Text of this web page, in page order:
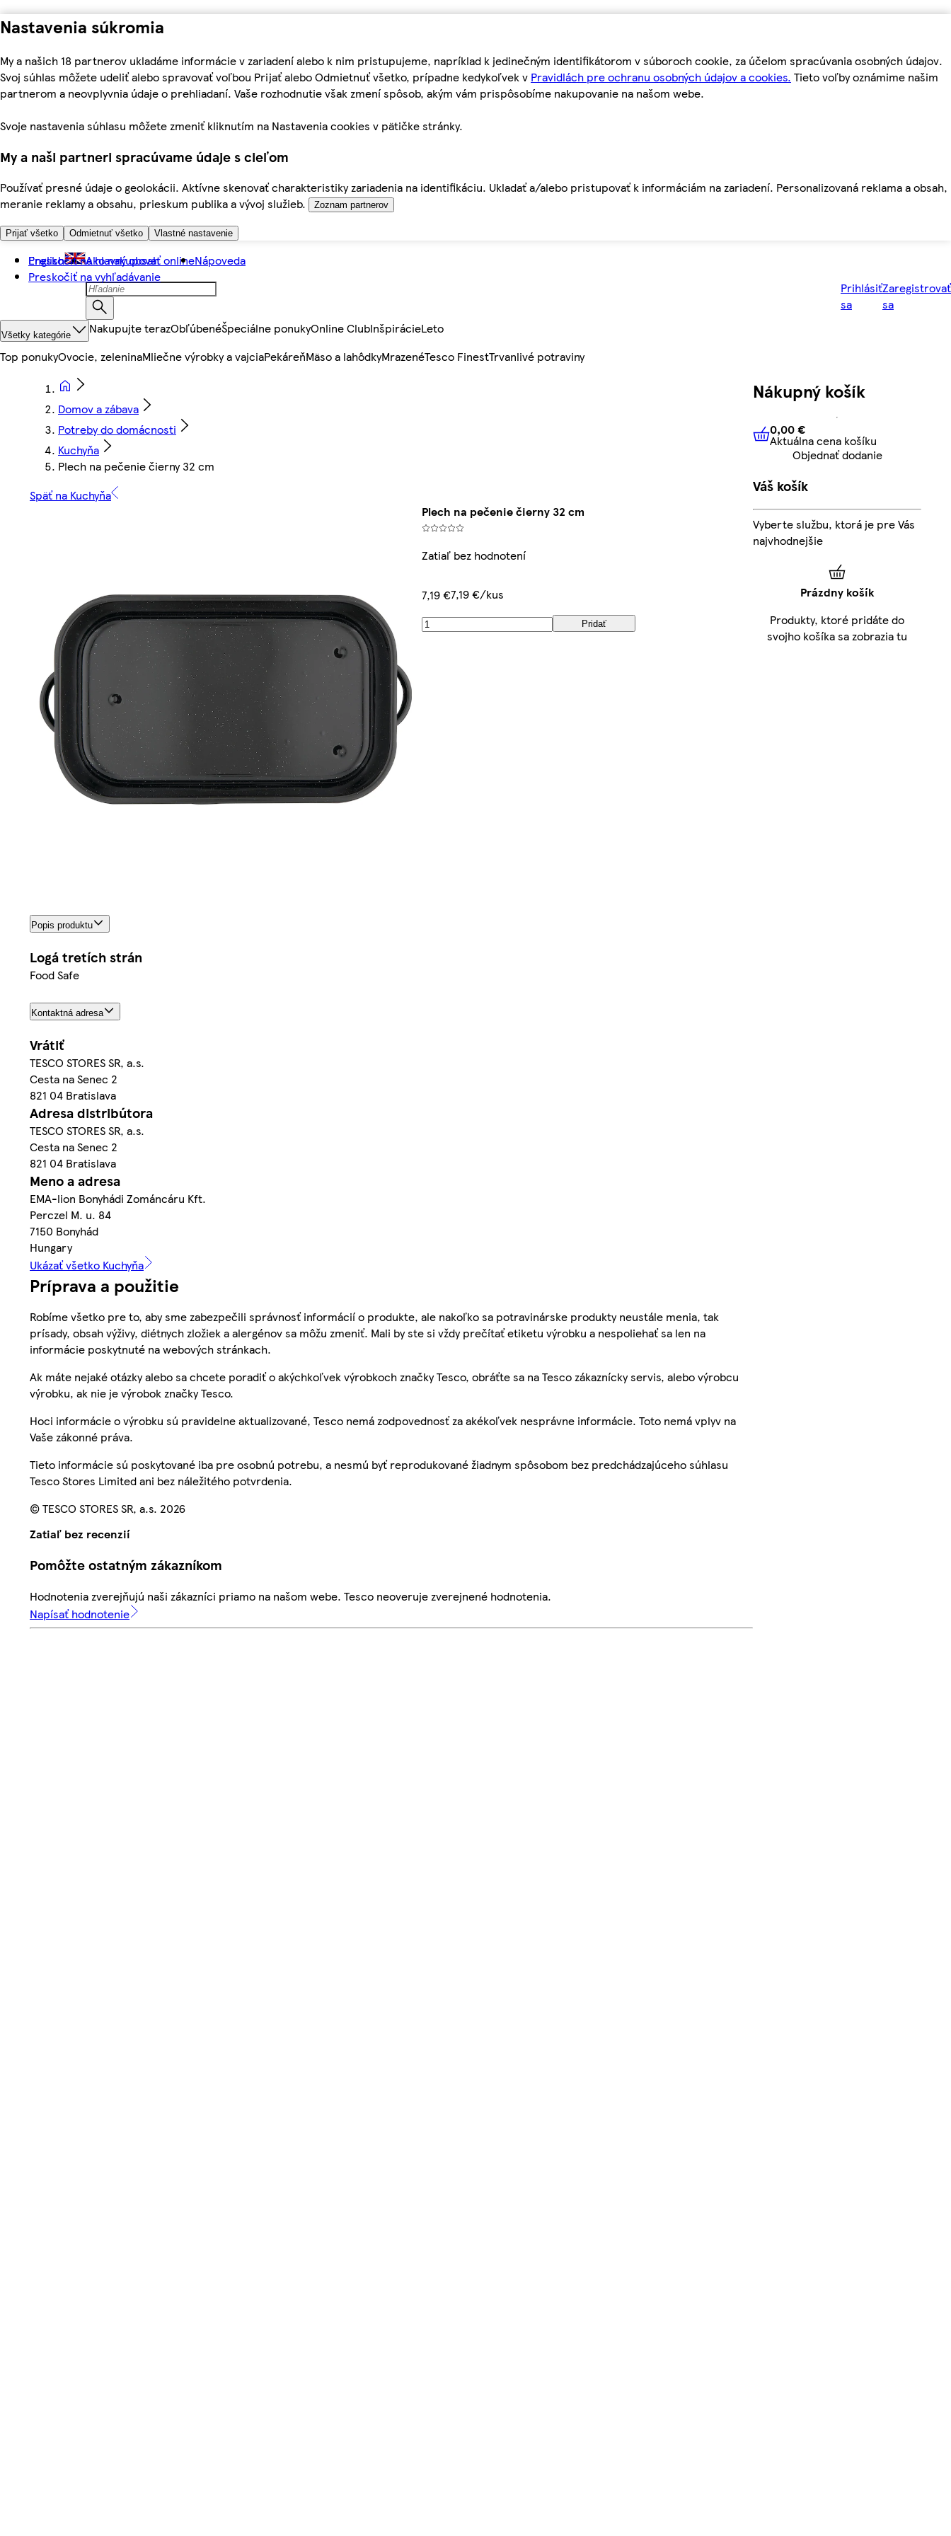
Nastavenia súkromia
My a našich 18 partnerov ukladáme informácie v zariadení alebo k nim pristupujeme, napríklad k jedinečným identifikátorom v súboroch cookie, za účelom spracúvania osobných údajov.
Svoj súhlas môžete udeliť alebo spravovať voľbou Prijať alebo Odmietnuť všetko, prípadne kedykoľvek v Pravidlách pre ochranu osobných údajov a cookies. Tieto voľby oznámime našim
partnerom a neovplyvnia údaje o prehliadaní. Vaše rozhodnutie však zmení spôsob, akým vám prispôsobíme nakupovanie na našom webe.
Svoje nastavenia súhlasu môžete zmeniť kliknutím na Nastavenia cookies v pätičke stránky.
My a naši partneri spracúvame údaje s cieľom
Používať presné údaje o geolokácii. Aktívne skenovať charakteristiky zariadenia na identifikáciu. Ukladať a/alebo pristupovať k informáciám na zariadení. Personalizovaná reklama a obsah,
meranie reklamy a obsahu, prieskum publika a vývoj služieb.
Zoznam partnerov
Prijať všetko Odmietnuť všetko Vlastné nastavenie
Preskočiť na hlavný obsah
Preskočiť na vyhľadávanie
English Ako nakupovať onlineNápoveda
Prihlásiť
sa
Zaregistrovať
sa
Všetky kategórie Nakupujte terazObľúbenéŠpeciálne ponukyOnline ClubInšpirácieLeto
Top ponukyOvocie, zeleninaMliečne výrobky a vajciaPekáreňMäso a lahôdkyMrazenéTesco FinestTrvanlivé potraviny
Domov a zábava
Potreby do domácnosti
Kuchyňa
Plech na pečenie čierny 32 cm
Späť na Kuchyňa
Plech na pečenie čierny 32 cm
Zatiaľ bez hodnotení
7,19 €7,19 €/kus
Pridať
Popis produktu
Logá tretích strán
Food Safe
Kontaktná adresa
Vrátiť
TESCO STORES SR, a.s.
Cesta na Senec 2
821 04 Bratislava
Adresa distribútora
TESCO STORES SR, a.s.
Cesta na Senec 2
821 04 Bratislava
Meno a adresa
EMA-lion Bonyhádi Zománcáru Kft.
Perczel M. u. 84
7150 Bonyhád
Hungary
Ukázať všetko Kuchyňa
Príprava a použitie
Robíme všetko pre to, aby sme zabezpečili správnosť informácií o produkte, ale nakoľko sa potravinárske produkty neustále menia, tak
prísady, obsah výživy, diétnych zložiek a alergénov sa môžu zmeniť. Mali by ste si vždy prečítať etiketu výrobku a nespoliehať sa len na
informácie poskytnuté na webových stránkach.
Ak máte nejaké otázky alebo sa chcete poradiť o akýchkoľvek výrobkoch značky Tesco, obráťte sa na Tesco zákaznícky servis, alebo výrobcu
výrobku, ak nie je výrobok značky Tesco.
Hoci informácie o výrobku sú pravidelne aktualizované, Tesco nemá zodpovednosť za akékoľvek nesprávne informácie. Toto nemá vplyv na
Vaše zákonné práva.
Tieto informácie sú poskytované iba pre osobnú potrebu, a nesmú byť reprodukované žiadnym spôsobom bez predchádzajúceho súhlasu
Tesco Stores Limited ani bez náležitého potvrdenia.
© TESCO STORES SR, a.s. 2026
Zatiaľ bez recenzií
Pomôžte ostatným zákazníkom
Hodnotenia zverejňujú naši zákazníci priamo na našom webe. Tesco neoveruje zverejnené hodnotenia.
Napísať hodnotenie
Nákupný košík
0,00 € Aktuálna cena košíku
0,00 €
Aktuálna cena košíku
Objednať dodanie
Váš košík
Vyberte službu, ktorá je pre Vás
najvhodnejšie
Prázdny košík
Produkty, ktoré pridáte do
svojho košíka sa zobrazia tu